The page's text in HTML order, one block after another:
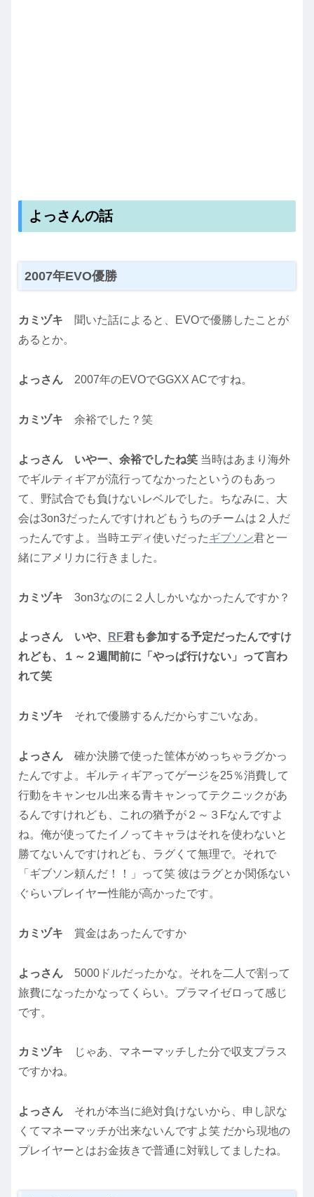
よっさんの話
2007年EVO優勝
カミヅキ 聞いた話によると、EVOで優勝したことが
あるとか。
よっさん 2007年のEVOでGGXX ACですね。
カミヅキ 余裕でした？笑
よっさん いやー、余裕でしたね笑 当時はあまり海外
でギルティギアが流行ってなかったというのもあっ
て、野試合でも負けないレベルでした。ちなみに、大
会は3on3だったんですけれどもうちのチームは２人だ
ったんですよ。当時エディ使いだったギブソン君と一
緒にアメリカに行きました。
カミヅキ 3on3なのに２人しかいなかったんですか？
よっさん いや、 RF君も参加する予定だったんですけ
れども、１～２週間前に「やっぱ行けない」って言わ
れて笑
カミヅキ それで優勝するんだからすごいなあ。
よっさん 確か決勝で使った筐体がめっちゃラグかっ
たんですよ。ギルティギアってゲージを25％消費して
行動をキャンセル出来る青キャンってテクニックがあ
るんですけれども、これの猶予が２～３Fなんですよ
ね。俺が使ってたイノってキャラはそれを使わないと
勝てないんですけれども、ラグくて無理で。それで
「ギブソン頼んだ！！」って笑 彼はラグとか関係ない
ぐらいプレイヤー性能が高かったです。
カミヅキ 賞金はあったんですか
よっさん 5000ドルだったかな。それを二人で割って
旅費になったかなってくらい。プラマイゼロって感じ
です。
カミヅキ じゃあ、マネーマッチした分で収支プラス
ですかね。
よっさん それが本当に絶対負けないから、申し訳な
くてマネーマッチが出来ないんですよ笑 だから現地の
プレイヤーとはお金抜きで普通に対戦してましたね。